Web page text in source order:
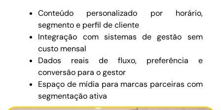
Conteúdo personalizado por horário,
segmento e perfil de cliente
Integração com sistemas de gestão sem
custo mensal
Dados reais de fluxo, preferência e
conversão para o gestor
Espaço de mídia para marcas parceiras com
segmentação ativa